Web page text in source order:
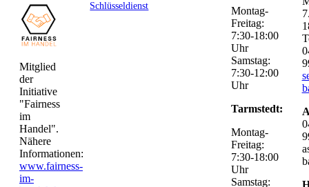
Mitglied
der
Initiative
"Fairness
im
Handel".
Nähere
Informationen:
www.fairness-
im-
Schlüsseldienst
Montag-
Freitag:
7:30-18:00
Uhr
Samstag:
7:30-12:00
Uhr
Tarmstedt:
Montag-
Freitag:
7:30-18:00
Uhr
Samstag: